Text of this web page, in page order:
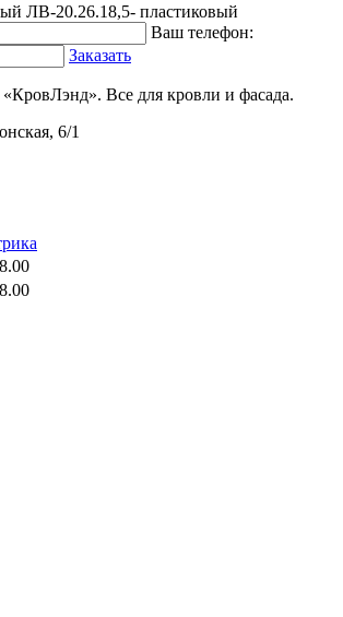
ЛВ-20.26.18,5- пластиковый
Ваш телефон:
Заказать
Все для кровли и фасада.
6/1